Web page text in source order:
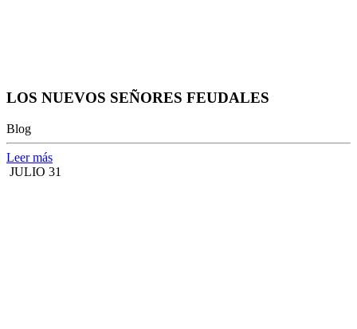
LOS NUEVOS SEÑORES FEUDALES
Blog
Leer más
JULIO 31